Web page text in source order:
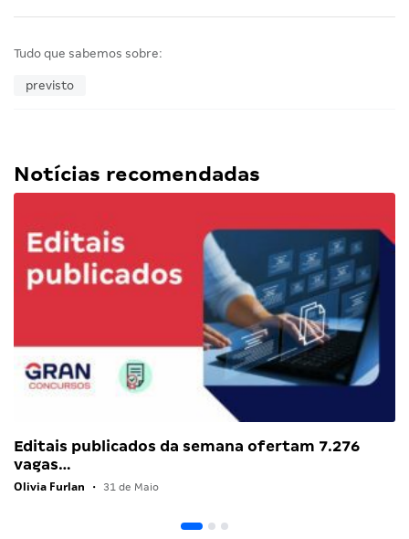
Tudo que sabemos sobre:
previsto
Notícias recomendadas
Editais publicados da semana ofertam 7.276
vagas…
Olivia Furlan • 31 de Maio